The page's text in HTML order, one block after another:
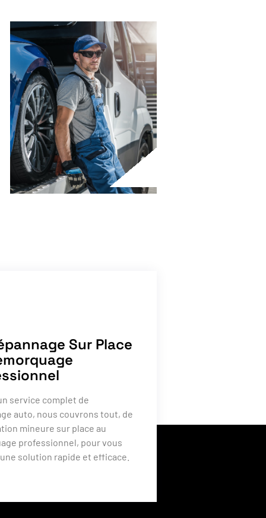
Sur Place
service complet de
auto, nous couvrons tout, de
mineure sur place au
professionnel, pour vous
solution rapide et efficace.